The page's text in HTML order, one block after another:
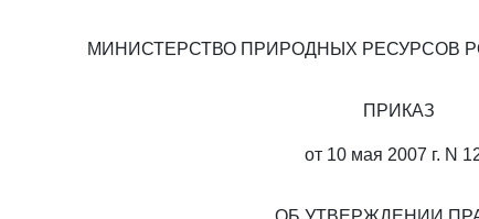
МИНИСТЕРСТВО ПРИРОДНЫХ РЕСУРСОВ
ПРИКАЗ
от 10 мая 2007 г. N